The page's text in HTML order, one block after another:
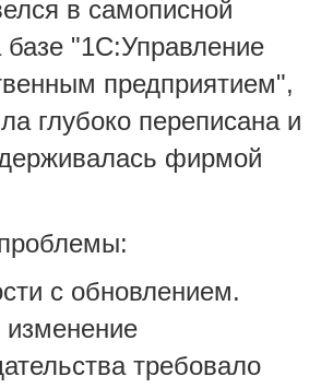
в самописной
базе "1С:Управление
предприятием",
глубоко переписана и
фирмой
с обновлением.
требовало